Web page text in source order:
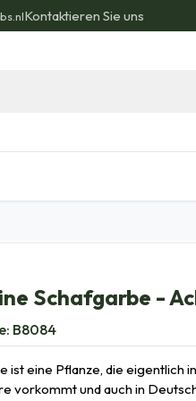
Kontaktieren Sie uns
Schafgarbe -
B8084
ist eine Pflanze, die eigentlich
vorkommt und auch in